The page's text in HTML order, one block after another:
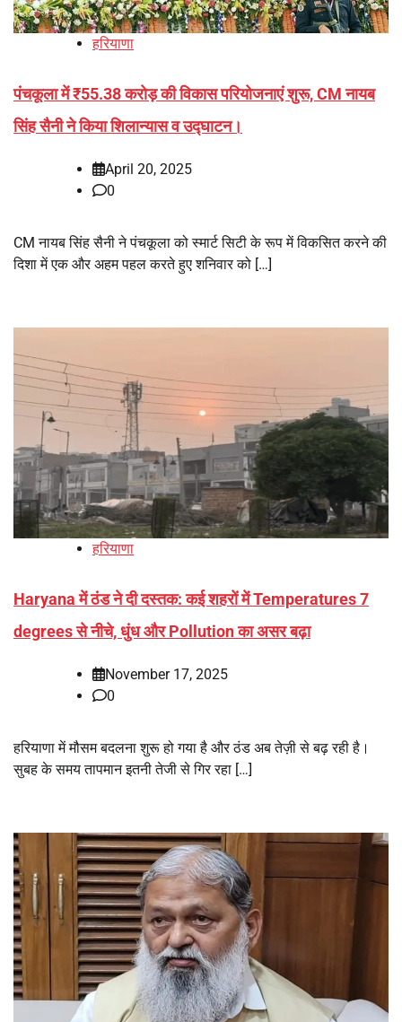
हरियाणा
पंचकूला में ₹55.38 करोड़ की विकास परियोजनाएं शुरू, CM नायब
सिंह सैनी ने किया शिलान्यास व उद्घाटन।
April 20, 2025
0
CM नायब सिंह सैनी ने पंचकूला को स्मार्ट सिटी के रूप में विकसित करने की
दिशा में एक और अहम पहल करते हुए शनिवार को […]
हरियाणा
Haryana में ठंड ने दी दस्तक: कई शहरों में Temperatures 7
degrees से नीचे, धुंध और Pollution का असर बढ़ा
November 17, 2025
0
हरियाणा में मौसम बदलना शुरू हो गया है और ठंड अब तेज़ी से बढ़ रही है।
सुबह के समय तापमान इतनी तेजी से गिर रहा […]